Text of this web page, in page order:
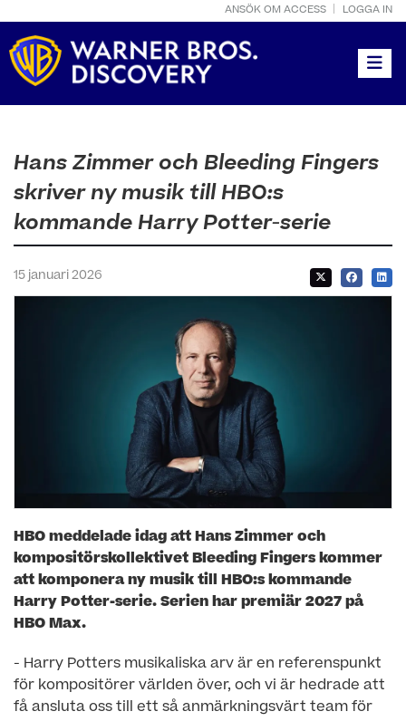
ANSÖK OM ACCESS LOGGA IN
Hans Zimmer och Bleeding Fingers
skriver ny musik till HBO:s
kommande Harry Potter-serie
15 januari 2026
HBO meddelade idag att Hans Zimmer och
kompositörskollektivet Bleeding Fingers kommer
att komponera ny musik till HBO:s kommande
Harry Potter-serie. Serien har premiär 2027 på
HBO Max.
- Harry Potters musikaliska arv är en referenspunkt
för kompositörer världen över, och vi är hedrade att
få ansluta oss till ett så anmärkningsvärt team för